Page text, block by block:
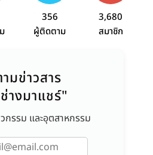
356
ผู้ติดตาม
3,680
สมาชิก
มข่าวสาร
างมาแชร์"
กรรม และอุตสาหกรรม